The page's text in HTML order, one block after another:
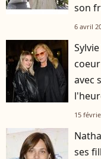
son
6 avril
avec
15
ses